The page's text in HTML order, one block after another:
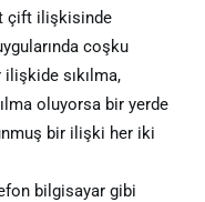
çift ilişkisinde
coşku
sıkılma,
oluyorsa bir yerde
bir ilişki her iki
bilgisayar gibi